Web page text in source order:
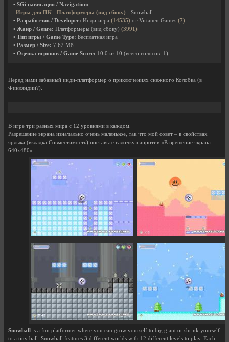
• SGi навигация / Navigation:
Игры для ПК
Платформеры (вид сбоку)
Snowball
• Разработчик / Developer: Инди-игра (14535) от Virtanen Games (7)
• Жанр / Genre: Платформеры (вид сбоку) (3991)
• Тип игры / Game Type: Бесплатная игра
• Размер / Size: 7.62 Мб.
• Оценка игроков / Game Score: 10.0 из 10 (всего голосов: 1 )
Перед нами забавный инди-платформер о приключениях снежного Колобка (в
Финляндии?).
В игре три разных мира с 12 уровнями в каждом.
Разрешение экрана изначально очень маленькое, так что мой совет – в свойствах
ярлыка (вкладка Совместимость) поставьте галочку напротив «Разрешение экрана
640х480».
Snowball is a fun platformer where you can grow yourself to big giant or shrink yourself
to a tiny ball. Snowball features 3 different worlds with 12 different levels to play. Each